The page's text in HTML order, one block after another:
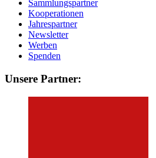
Sammlungspartner
Kooperationen
Jahrespartner
Newsletter
Werben
Spenden
Unsere Partner: